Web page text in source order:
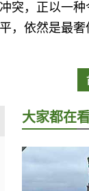
突，正以一
，依然是最奢
大家都在